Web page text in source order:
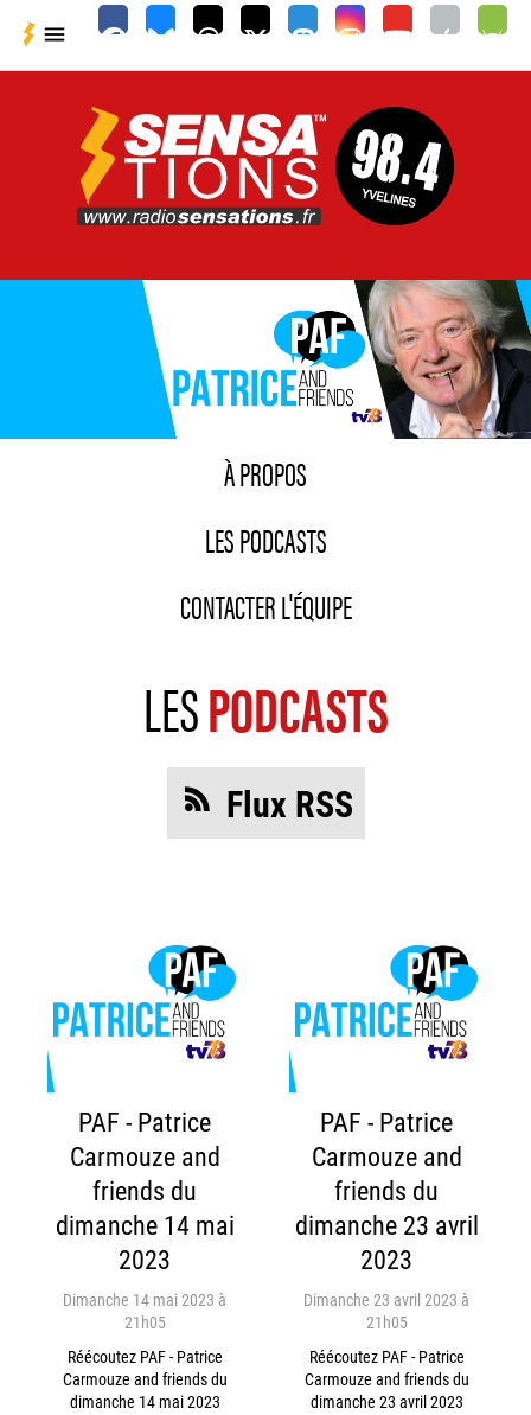

À PROPOS
LES PODCASTS
CONTACTER L'ÉQUIPE
LESPODCASTS
Flux RSS
PAF - Patrice
Carmouze and
friends du
dimanche 14 mai
2023
Dimanche 14 mai 2023 à
21h05
Réécoutez PAF - Patrice
Carmouze and friends du
dimanche 14 mai 2023
PAF - Patrice
Carmouze and
friends du
dimanche 23 avril
2023
Dimanche 23 avril 2023 à
21h05
Réécoutez PAF - Patrice
Carmouze and friends du
dimanche 23 avril 2023